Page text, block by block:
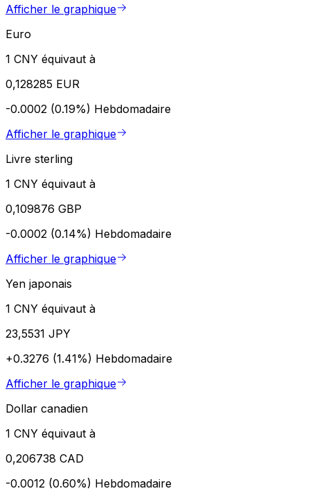
Afficher le graphique
Euro
1 CNY équivaut à
0,128285 EUR
-0.0002 (0.19%) Hebdomadaire
Afficher le graphique
Livre sterling
1 CNY équivaut à
0,109876 GBP
-0.0002 (0.14%) Hebdomadaire
Afficher le graphique
Yen japonais
1 CNY équivaut à
23,5531 JPY
+0.3276 (1.41%) Hebdomadaire
Afficher le graphique
Dollar canadien
1 CNY équivaut à
0,206738 CAD
-0.0012 (0.60%) Hebdomadaire